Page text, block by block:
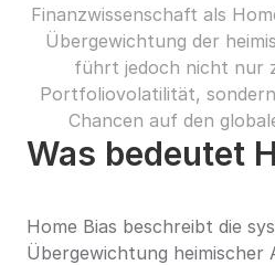
Finanzwissenschaft als
Übergewichtung der
führt jedoch nicht nur
Portfoliovolatilität,
Chancen auf den
Was bedeutet
Home Bias beschreibt die
Übergewichtung heimischer